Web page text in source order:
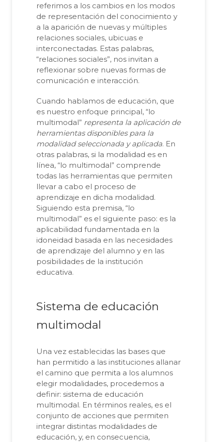
referimos a los cambios en los modos
de representación del conocimiento y
a la aparición de nuevas y múltiples
relaciones sociales, ubicuas e
interconectadas. Estas palabras,
“relaciones sociales”, nos invitan a
reflexionar sobre nuevas formas de
comunicación e interacción.
Cuando hablamos de educación, que
es nuestro enfoque principal, “lo
multimodal” representa la aplicación de
herramientas disponibles para la
modalidad seleccionada y aplicada. En
otras palabras, si la modalidad es en
línea, “lo multimodal” comprende
todas las herramientas que permiten
llevar a cabo el proceso de
aprendizaje en dicha modalidad.
Siguiendo esta premisa, “lo
multimodal” es el siguiente paso: es la
aplicabilidad fundamentada en la
idoneidad basada en las necesidades
de aprendizaje del alumno y en las
posibilidades de la institución
educativa.
Sistema de educación
multimodal
Una vez establecidas las bases que
han permitido a las instituciones allanar
el camino que permita a los alumnos
elegir modalidades, procedemos a
definir: sistema de educación
multimodal. En términos reales, es el
conjunto de acciones que permiten
integrar distintas modalidades de
educación, y, en consecuencia,